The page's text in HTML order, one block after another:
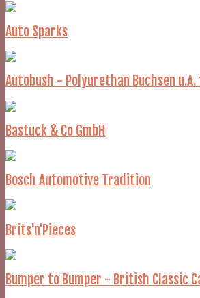
Auto Sparks
Autobush - Polyurethan Buchsen u.A.
Bastuck & Co GmbH
Bosch Automotive Tradition
Brits'n'Pieces
Bumper to Bumper - British Classic